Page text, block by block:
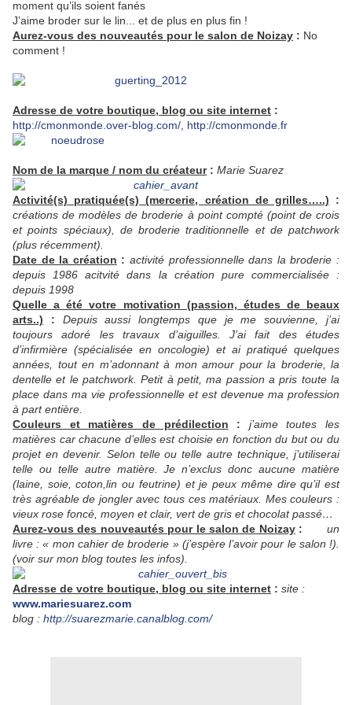
moment qu’ils soient fanés
J’aime broder sur le lin... et de plus en plus fin !
Aurez-vous des nouveautés pour le salon de Noizay : No
comment !
Adresse de votre boutique, blog ou site internet :
http://cmonmonde.over-blog.com/ http://cmonmonde.fr
Nom de la marque / nom du créateur: Marie Suarez
Activité(s) pratiquée(s) (mercerie, création de grilles…..) :
créations de modèles de broderie à point compté (point de crois
et points spéciaux), de broderie traditionnelle et de patchwork
(plus récemment).
Date de la création :activité professionnelle dans la broderie :
depuis 1986 acitvité dans la création pure commercialisée :
depuis 1998
Quelle a été votre motivation (passion, études de beaux
arts..) : Depuis aussi longtemps que je me souvienne, j’ai
toujours adoré les travaux d’aiguilles. J’ai fait des études
d’infirmière (spécialisée en oncologie) et ai pratiqué quelques
années, tout en m’adonnant à mon amour pour la broderie, la
dentelle et le patchwork. Petit à petit, ma passion a pris toute la
place dans ma vie professionnelle et est devenue ma profession
à part entière.
Couleurs et matières de prédilection : j’aime toutes les
matières car chacune d’elles est choisie en fonction du but ou du
projet en devenir. Selon telle ou telle autre technique, j’utiliserai
telle ou telle autre matière. Je n’exclus donc aucune matière
(laine, soie, coton,lin ou feutrine) et je peux même dire qu’il est
très agréable de jongler avec tous ces matériaux. Mes couleurs :
vieux rose foncé, moyen et clair, vert de gris et chocolat passé…
Aurez-vous des nouveautés pour le salon de Noizay:
un
livre : « mon cahier de broderie » (j’espère l’avoir pour le salon !).
(voir sur mon blog toutes les infos).
Adresse de votre boutique, blog ou site internet : site :
www.mariesuarez.com
blog : http://suarezmarie.canalblog.com/